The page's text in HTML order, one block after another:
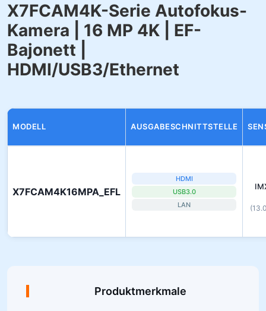
X7FCAM4K-Serie Autofokus-
Kamera | 16 MP 4K | EF-
Bajonett |
HDMI/USB3/Ethernet
MODELL AUSGABESCHNITTSTELLE
X7FCAM4K16MPA_EFL
HDMI
USB3.0
LAN
Produktmerkmale